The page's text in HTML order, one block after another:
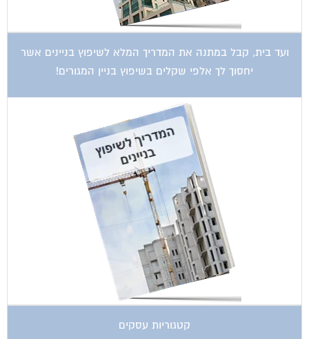
ועד בית, קבל במתנה את המדריך המלא לשיפוץ בניינים אשר
יחסוך לך אלפי שקלים בשיפוץ בניין המגורים!
קטגוריות עסקים